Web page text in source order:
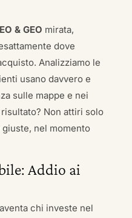
& GEO mirata,
dove
Analizziamo le
usano davvero e
sulle mappe e nei
Non attiri solo
nel momento
Addio ai
chi investe nel